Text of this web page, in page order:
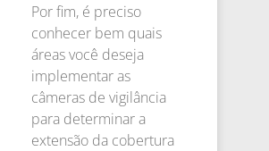
Por fim, é preciso
conhecer bem quais
áreas você deseja
implementar as
câmeras de vigilância
para determinar a
extensão da cobertura